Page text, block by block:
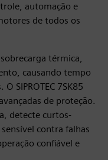
automação e
de todos os
térmica,
causando tempo
SIPROTEC 7SK85
de proteção.
detecte curtos-
contra falhas
confiável e